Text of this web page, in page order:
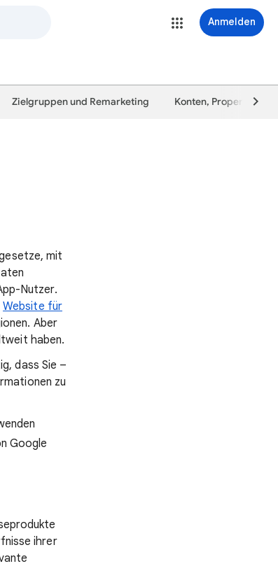
Anmelden
Zielgruppen und Remarketing Konten, Properties
mit
Nutzer.
Website für
Aber
haben.
dass Sie –
zu
Google
ihrer